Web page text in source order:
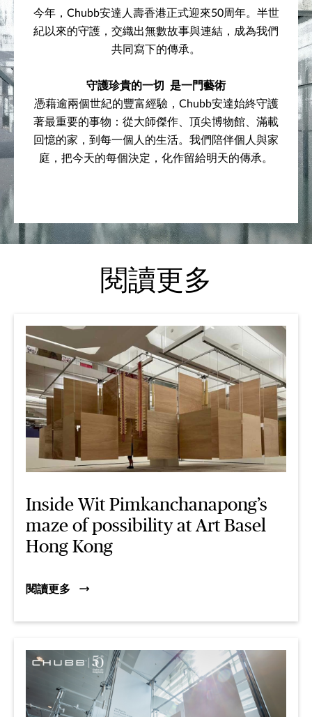
今年，Chubb安達人壽香港正式迎來50周年。半世
紀以來的守護，交織出無數故事與連結，成為我們
共同寫下的傳承。
守護珍貴的一切 是一門藝術
憑藉逾兩個世紀的豐富經驗，Chubb安達始終守護
著最重要的事物：從大師傑作、頂尖博物館、滿載
回憶的家，到每一個人的生活。我們陪伴個人與家
庭，把今天的每個決定，化作留給明天的傳承。
閱讀更多
Inside Wit Pimkanchanapong’s
maze of possibility at Art Basel
Hong Kong
閱讀更多